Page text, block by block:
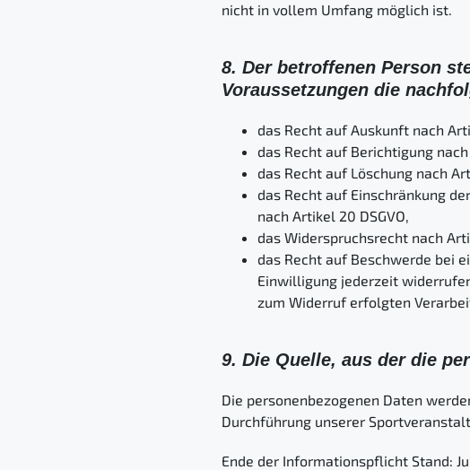
nicht in vollem Umfang möglich ist.
8. Der betroffenen Person
Voraussetzungen die
das Recht auf Auskunft nach
das Recht auf Berichtigung nach
das Recht auf Löschung nach
das Recht auf Einschränkung
nach Artikel 20 DSGVO,
das Widerspruchsrecht nach
das Recht auf Beschwerde bei
Einwilligung jederzeit
zum Widerruf erfolgten
9. Die Quelle, aus der die
Die personenbezogenen Daten
Durchführung unserer
Ende der Informationspflicht Stand: